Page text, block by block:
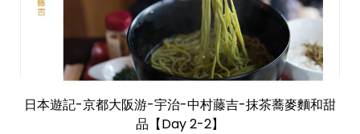
日本遊記-京都大阪游-宇治-中村藤吉-抹茶蕎麥麵和甜
品【Day 2-2】